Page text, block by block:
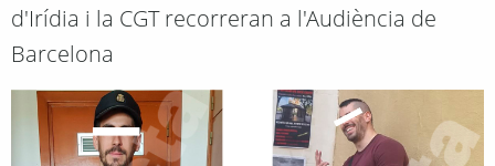
d'Irídia i la CGT recorreran a l'Audiència de
Barcelona